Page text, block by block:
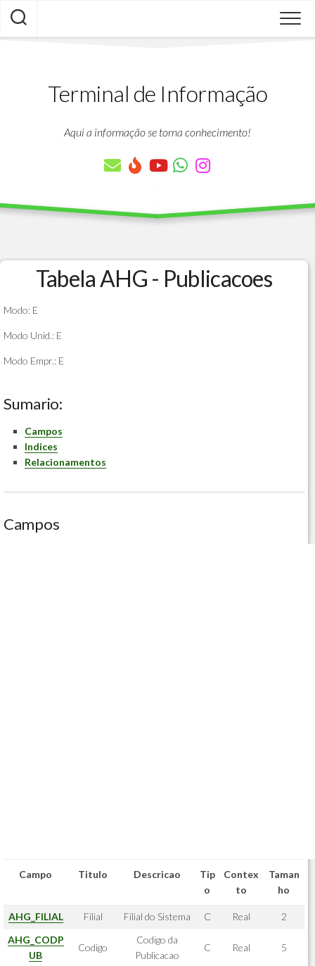
Skip
content
Terminal de Informação
Aqui a informação se torna conhecimento!
Tabela AHG - Publicacoes
Modo: E
Modo Unid.: E
Modo Empr.: E
Sumario:
Campos
Indices
Relacionamentos
Campos
Campo Titulo Descricao
Tip
o
Contex
to
Taman
ho
AHG_FILIAL Filial Filial do Sistema C Real
2
AHG_CODP
UB
Codigo
Codigo da
Publicacao
C Real 5